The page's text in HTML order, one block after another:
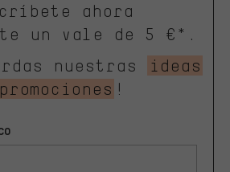
ahora
un vale de 5 €*.
nuestras
ideas
promociones !